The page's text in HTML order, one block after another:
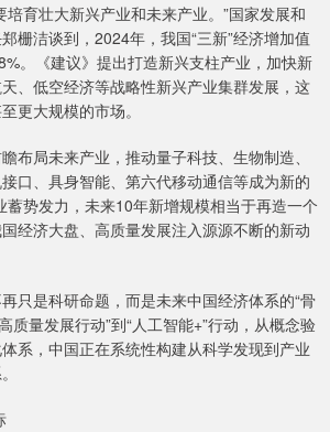
育壮大新兴产业和未来产业。”国家发展和
栅洁谈到，2024年，我国“三新”经济增加值
。《建议》提出打造新兴支柱产业，加快新
、低空经济等战略性新兴产业集群发展，这
更大规模的市场。
局未来产业，推动量子科技、生物制造、
口、具身智能、第六代移动通信等成为新的
蓄势发力，未来10年新增规模相当于再造一个
经济大盘、高质量发展注入源源不断的新动
是科研命题，而是未来中国经济体系的“骨
量发展行动”到“人工智能+”行动，从概念验
系，中国正在系统性构建从科学发现到产业